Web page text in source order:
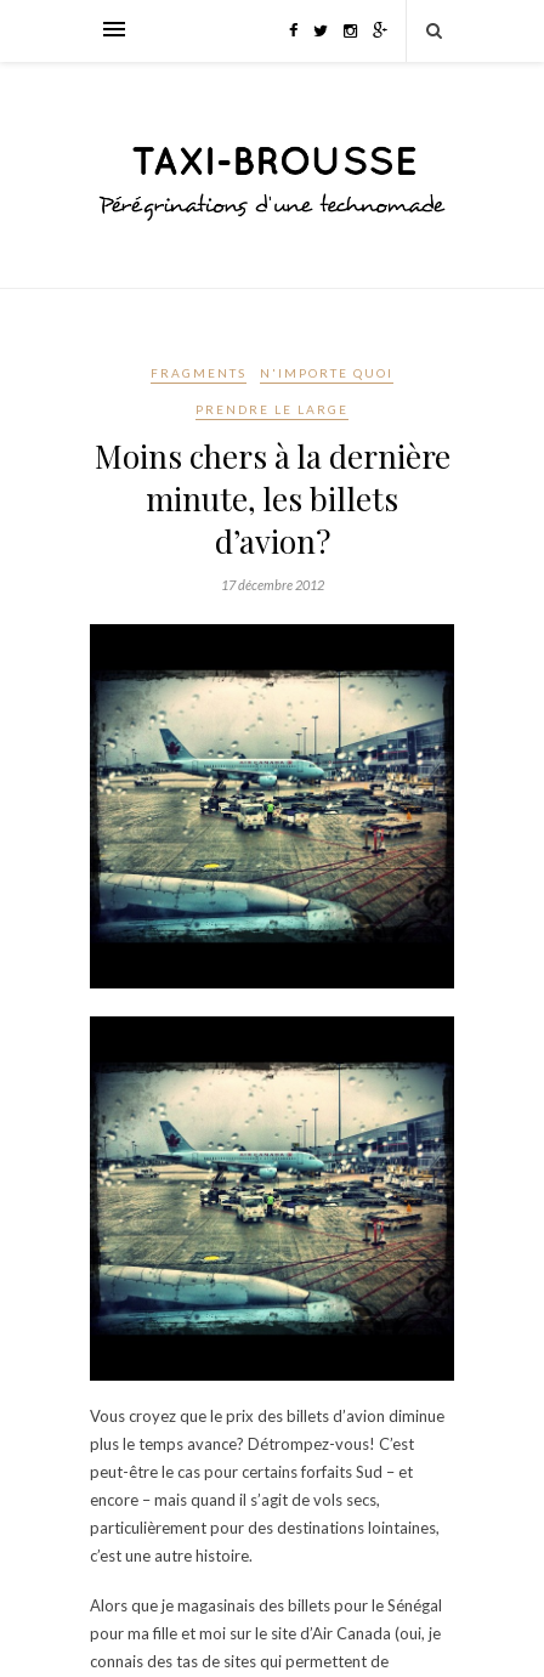
FRAGMENTS N'IMPORTE QUOI
PRENDRE LE LARGE
Moins chers à la dernière
minute, les billets
d’avion?
17 décembre 2012
Vous croyez que le prix des billets d’avion diminue
plus le temps avance? Détrompez-vous! C’est
peut-être le cas pour certains forfaits Sud – et
encore – mais quand il s’agit de vols secs,
particulièrement pour des destinations lointaines,
c’est une autre histoire.
Alors que je magasinais des billets pour le Sénégal
pour ma fille et moi sur le site d’Air Canada (oui, je
connais des tas de sites qui permettent de